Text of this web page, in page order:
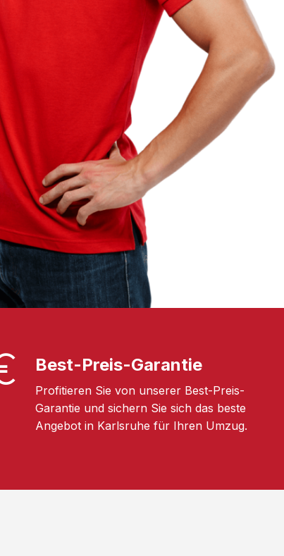
Best-Preis-Garantie
Profitieren Sie von unserer Best-Preis-
Garantie und sichern Sie sich das beste
Angebot in Karlsruhe für Ihren Umzug.